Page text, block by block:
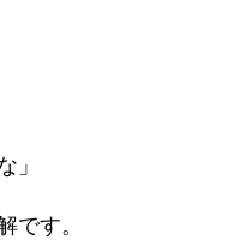
」
です。